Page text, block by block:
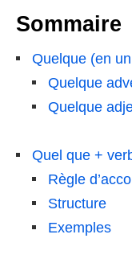
Sommaire
Quelque (en
Quelque
Quelque
Quel que +
Règle
Structure
Exemples